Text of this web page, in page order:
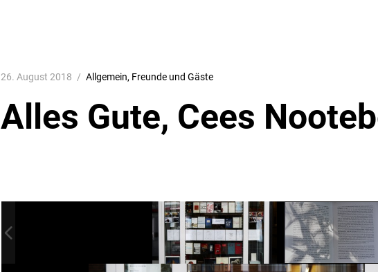
26. August 2018 Allgemein Freunde und Gäste
Alles Gute, Cees